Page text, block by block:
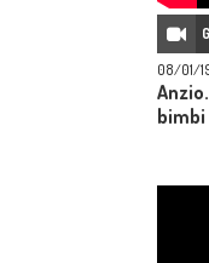
08/01/
bimbi